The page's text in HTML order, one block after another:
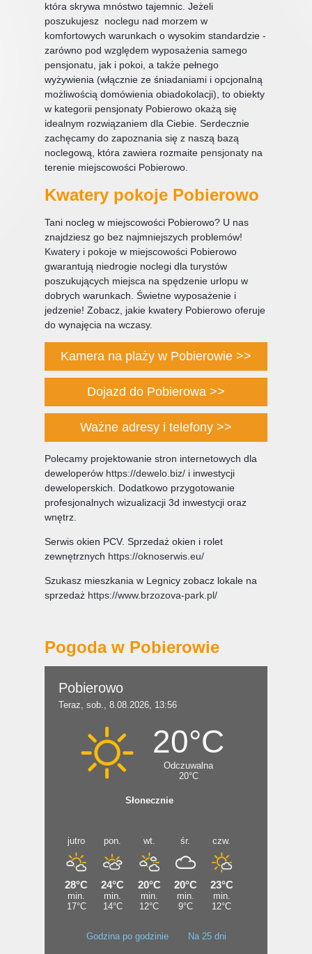
która skrywa mnóstwo tajemnic. Jeżeli
poszukujesz noclegu nad morzem w
komfortowych warunkach o wysokim standardzie -
zarówno pod względem wyposażenia samego
pensjonatu, jak i pokoi, a także pełnego
wyżywienia (włącznie ze śniadaniami i opcjonalną
możliwością domówienia obiadokolacji), to obiekty
w kategorii pensjonaty Pobierowo okażą się
idealnym rozwiązaniem dla Ciebie. Serdecznie
zachęcamy do zapoznania się z naszą bazą
noclegową, która zawiera rozmaite pensjonaty na
terenie miejscowości Pobierowo.
Kwatery pokoje Pobierowo
Tani nocleg w miejscowości Pobierowo? U nas
znajdziesz go bez najmniejszych problemów!
Kwatery i pokoje w miejscowości Pobierowo
gwarantują niedrogie noclegi dla turystów
poszukujących miejsca na spędzenie urlopu w
dobrych warunkach. Świetne wyposażenie i
jedzenie! Zobacz, jakie kwatery Pobierowo oferuje
do wynajęcia na wczasy.
Kamera na plaży w Pobierowie >>
Dojazd do Pobierowa >>
Ważne adresy i telefony >>
Polecamy projektowanie stron internetowych dla
deweloperów https://dewelo.biz/ i inwestycji
deweloperskich. Dodatkowo przygotowanie
profesjonalnych wizualizacji 3d inwestycji oraz
wnętrz.
Serwis okien PCV. Sprzedaż okien i rolet
zewnętrznych https://oknoserwis.eu/
Szukasz mieszkania w Legnicy zobacz lokale na
sprzedaż https://www.brzozova-park.pl/
Pogoda w Pobierowie
Godzina po godzinie Na 25 dni